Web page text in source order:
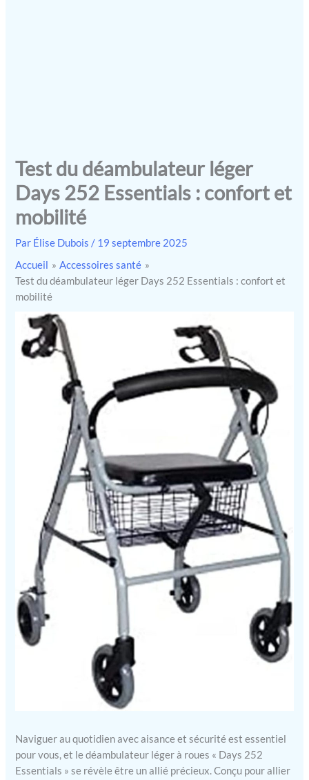
Test du déambulateur léger
Days 252 Essentials : confort et
mobilité
Par Élise Dubois / 19 septembre 2025
Accueil
Accessoires santé
Test du déambulateur léger Days 252 Essentials : confort et
mobilité
Naviguer au quotidien avec aisance et sécurité est essentiel
pour vous, et le déambulateur léger à roues « Days 252
Essentials » se révèle être un allié précieux. Conçu pour allier